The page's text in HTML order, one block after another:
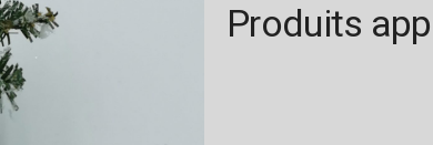
Produits